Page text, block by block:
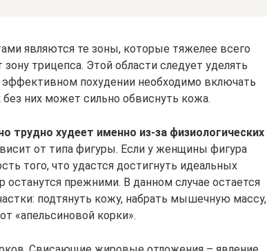
являются те зоны, которые тяжелее всего
трицепса. Этой области следует уделять
похудении необходимо включать
без них может сильно обвиснуть кожа.
трудно худеет именно из-за физиологических
от типа фигуры. Если у женщины фигура
того, что удастся достигнуть идеальных
прежними. В данном случае остается
подтянуть кожу, набрать мышечную массу,
«апельсиновой корки».